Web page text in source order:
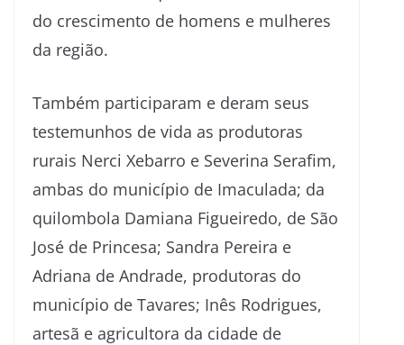
do crescimento de homens e mulheres
da região.
Também participaram e deram seus
testemunhos de vida as produtoras
rurais Nerci Xebarro e Severina Serafim,
ambas do município de Imaculada; da
quilombola Damiana Figueiredo, de São
José de Princesa; Sandra Pereira e
Adriana de Andrade, produtoras do
município de Tavares; Inês Rodrigues,
artesã e agricultora da cidade de